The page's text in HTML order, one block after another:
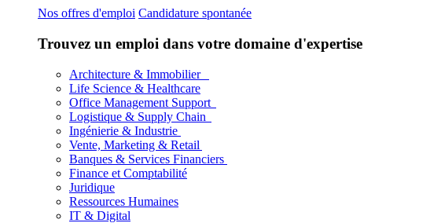
Nos offres d'emploi Candidature spontanée
Trouvez un emploi dans votre domaine d'expertise
Architecture & Immobilier
Life Science & Healthcare
Office Management Support
Logistique & Supply Chain
Ingénierie & Industrie
Vente, Marketing & Retail
Banques & Services Financiers
Finance et Comptabilité
Juridique
Ressources Humaines
IT & Digital